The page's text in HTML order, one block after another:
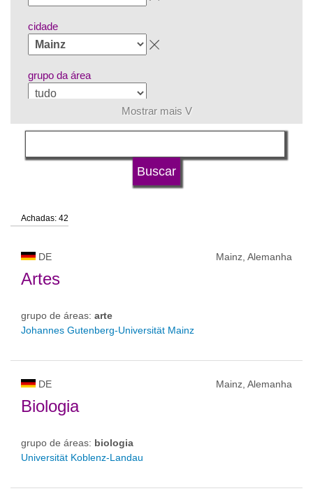
cidade
grupo da área
língua
status de universidade
Mostrar mais V
Achadas: 42
DE Mainz, Alemanha
Artes
grupo de áreas: arte
Johannes Gutenberg-Universität Mainz
DE Mainz, Alemanha
Biologia
grupo de áreas: biologia
Universität Koblenz-Landau